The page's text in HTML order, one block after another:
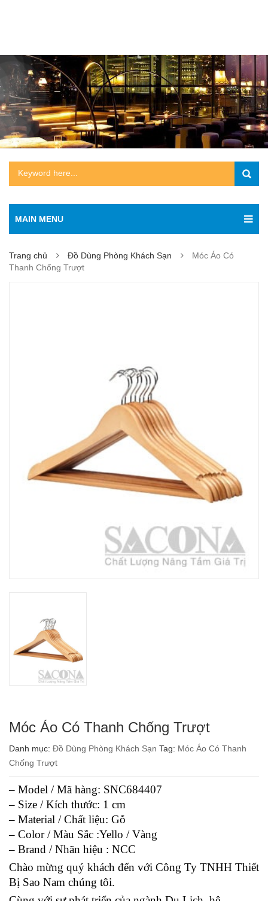
MAIN MENU
Trang chủ Đồ Dùng Phòng Khách Sạn
Móc Áo Có
Thanh Chống Trượt
Móc Áo Có Thanh Chống Trượt
Danh mục: Đồ Dùng Phòng Khách Sạn Tag: Móc Áo Có Thanh
Chống Trượt
– Model / Mã hàng: SNC684407
– Size / Kích thước: 1 cm
– Material / Chất liệu: Gỗ
– Color / Màu Sắc :Yello / Vàng
– Brand / Nhãn hiệu : NCC
Chào mừng quý khách đến với Công Ty TNHH Thiết
Bị Sao Nam chúng tôi.